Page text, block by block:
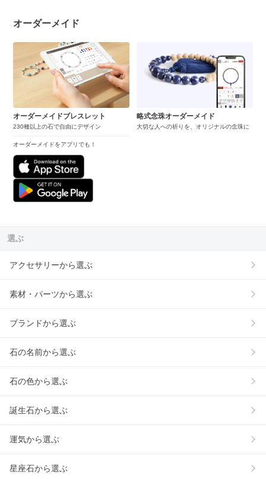
オーダーメイド
オーダーメイドブレスレット
230種以上の石で自由にデザイン
オーダーメイドをアプリでも！
略式念珠オーダーメイド
大切な人への祈りを、オリジナルの念珠に
選ぶ
アクセサリーから選ぶ
素材・パーツから選ぶ
ブランドから選ぶ
石の名前から選ぶ
石の色から選ぶ
誕生石から選ぶ
運気から選ぶ
星座石から選ぶ